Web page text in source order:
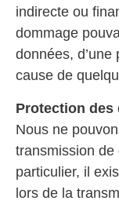
indirecte ou
dommage
données, d’une
cause de
Protection des
Nous ne
transmission de
particulier, il
lors de la